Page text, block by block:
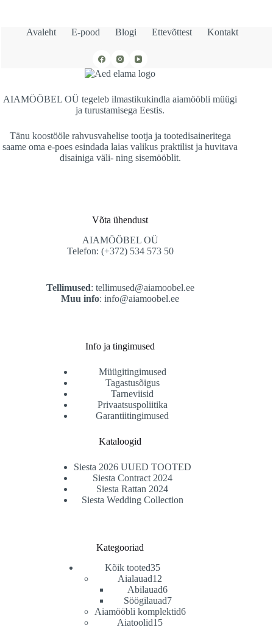
Avaleht E-pood Blogi Ettevõttest Kontakt
AIAMÖÖBEL OÜ tegeleb ilmastikukindla aiamööbli müügi
ja turustamisega Eestis.
Tänu koostööle rahvusvahelise tootja ja tootedisaineritega
saame oma e-poes esindada laias valikus praktilist ja huvitava
disainiga väli- ning sisemööblit.
Võta ühendust
AIAMÖÖBEL OÜ
Telefon: (+372) 534 573 50
Tellimused: tellimused@aiamoobel.ee
Muu info:info@aiamoobel.ee
Info ja tingimused
Müügitingimused
Tagastusõigus
Tarneviisid
Privaatsuspoliitika
Garantiitingimused
Kataloogid
Siesta 2026 UUED TOOTED
Siesta Contract 2024
Siesta Rattan 2024
Siesta Wedding Collection
Kategooriad
Kõik tooted3535
toodet
Aialauad12
toodet
Abilauad66
toodet
Söögilauad77
toodet
Aiamööbli komplektid66
Aiatoolid1515